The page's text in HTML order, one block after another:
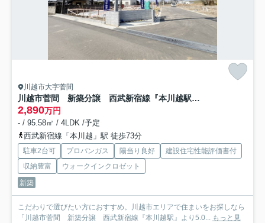
川越市大字菅間
川越市菅間 新築分譲 西武新宿線『本川越駅』より5.0km 【芳野小学区】
2,890万円
- / 95.58㎡ / 4LDK /予定
西武新宿線「本川越」駅 徒歩73分
駐車2台可 プロパンガス 陽当り良好
建設住宅性能評価書付
収納豊富
ウォークインクロゼット
新築
こだわりで選びたい方におすすめ。川越市エリアで住まいをお探しなら
「川越市菅間 新築分譲 西武新宿線『本川越駅』より5.0... もっと見